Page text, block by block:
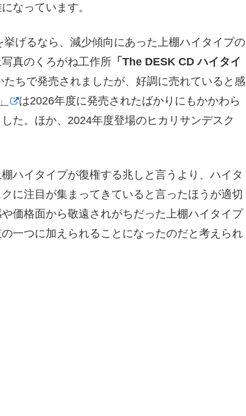
なっています。
げるなら、減少傾向にあった上棚ハイタイプの
真のくろがね工作所 「The DESK CD ハイタイ
ちで発売されましたが、好調に売れていると感
は2026年度に発売されたばかりにもかかわら
た。ほか、2024年度登場のヒカリサンデスク
ハイタイプが復権する兆しと言うより、ハイタ
に注目が集まってきていると言ったほうが適切
価格面から敬遠されがちだった上棚ハイタイプ
一つに加えられることになったのだと考えられ